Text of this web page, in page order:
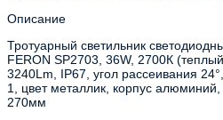
Описание
Тротуарный светильник
FERON SP2703, 36W, 2700К
3240Lm, IP67, угол рассеивания
1, цвет металлик, корпус
270мм